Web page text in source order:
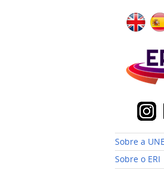
Sobre a
Sobre o ERI